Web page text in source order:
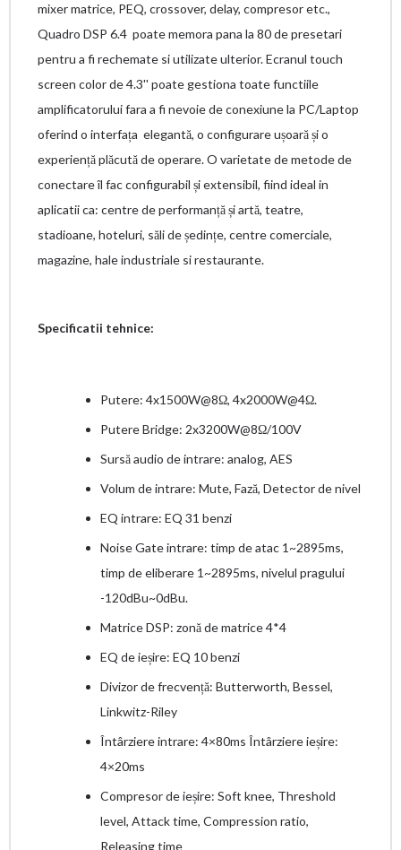
mixer matrice, PEQ, crossover, delay, compresor etc.,
Quadro DSP 6.4 poate memora pana la 80 de presetari
pentru a fi rechemate si utilizate ulterior. Ecranul touch
screen color de 4.3'' poate gestiona toate functiile
amplificatorului fara a fi nevoie de conexiune la PC/Laptop
oferind o interfața elegantă, o configurare ușoară și o
experiență plăcută de operare. O varietate de metode de
conectare îl fac configurabil și extensibil, fiind ideal in
aplicatii ca: centre de performanță și artă, teatre,
stadioane, hoteluri, săli de ședințe, centre comerciale,
magazine, hale industriale si restaurante.
Specificatii tehnice:
Putere: 4x1500W@8Ω, 4x2000W@4Ω.
Putere Bridge: 2x3200W@8Ω/100V
Sursă audio de intrare: analog, AES
Volum de intrare: Mute, Fază, Detector de nivel
EQ intrare: EQ 31 benzi
Noise Gate intrare: timp de atac 1~2895ms,
timp de eliberare 1~2895ms, nivelul pragului
-120dBu~0dBu.
Matrice DSP: zonă de matrice 4*4
EQ de ieșire: EQ 10 benzi
Divizor de frecvență: Butterworth, Bessel,
Linkwitz-Riley
Întârziere intrare: 4×80ms Întârziere ieșire:
4×20ms
Compresor de ieșire: Soft knee, Threshold
level, Attack time, Compression ratio,
Releasing time